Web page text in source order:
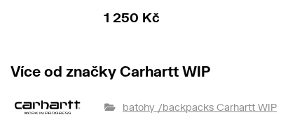
1 250 Kč
Více od značky Carhartt WIP
batohy /backpacks Carhartt WIP